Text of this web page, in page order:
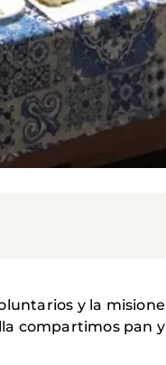
y la
compartimos pan